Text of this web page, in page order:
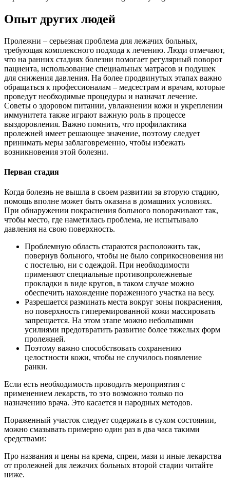
Опыт других людей
Пролежни – серьезная проблема для лежачих больных,
требующая комплексного подхода к лечению. Люди отмечают,
что на ранних стадиях болезни помогает регулярный поворот
пациента, использование специальных матрасов и подушек
для снижения давления. На более продвинутых этапах важно
обращаться к профессионалам – медсестрам и врачам, которые
проведут необходимые процедуры и назначат лечение.
Советы о здоровом питании, увлажнении кожи и укреплении
иммунитета также играют важную роль в процессе
выздоровления. Важно помнить, что профилактика
пролежней имеет решающее значение, поэтому следует
принимать меры заблаговременно, чтобы избежать
возникновения этой болезни.
Первая стадия
Когда болезнь не вышла в своем развитии за вторую стадию,
помощь вполне может быть оказана в домашних условиях.
При обнаружении покраснения больного поворачивают так,
чтобы место, где наметилась проблема, не испытывало
давления на свою поверхность.
Проблемную область стараются расположить так,
повернув больного, чтобы не было соприкосновения ни
с постелью, ни с одеждой. При необходимости
применяют специальные противопролежневые
прокладки в виде кругов, в таком случае можно
обеспечить нахождение пораженного участка на весу.
Разрешается разминать места вокруг зоны покраснения,
но поверхность гиперемированной кожи массировать
запрещается. На этом этапе можно небольшими
усилиями предотвратить развитие более тяжелых форм
пролежней.
Поэтому важно способствовать сохранению
целостности кожи, чтобы не случилось появление
ранки.
Если есть необходимость проводить мероприятия с
применением лекарств, то это возможно только по
назначению врача. Это касается и народных методов.
Пораженный участок следует содержать в сухом состоянии,
можно смазывать примерно один раз в два часа такими
средствами:
Про названия и цены на крема, спреи, мази и иные лекарства
от пролежней для лежачих больных второй стадии читайте
ниже.